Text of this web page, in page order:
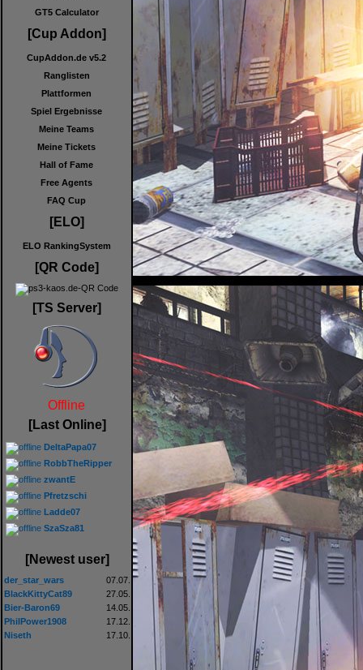
GT5 Calculator
[Cup Addon]
CupAddon.de v5.2
Ranglisten
Plattformen
Spiel Ergebnisse
Meine Teams
Meine Tickets
Hall of Fame
Free Agents
FAQ Cup
[ELO]
ELO RankingSystem
[QR Code]
[TS Server]
Offline
[Last Online]
DeltaPapa07
RobbTheRipper
zwantE
Pfretzschi
Ladde07
SzaSza81
[Newest user]
der_star_wars
07.07.
BlackKittyCat89
27.05.
Bier-Baron69
14.05.
PhilPower1908
17.12.
Niseth
17.10.